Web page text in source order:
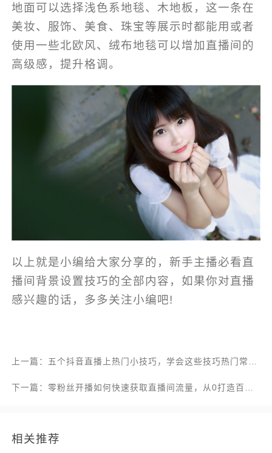
地面可以选择浅色系地毯、木地板，这一条在
美妆、服饰、美食、珠宝等展示时都能用或者
使用一些北欧风、绒布地毯可以增加直播间的
高级感，提升格调。
以上就是小编给大家分享的，新手主播必看直
播间背景设置技巧的全部内容，如果你对直播
感兴趣的话，多多关注小编吧!
上一篇：五个抖音直播上热门小技巧，学会这些技巧热门常客就是你！
相关推荐